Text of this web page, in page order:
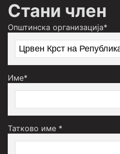
Стани член
Општинска организација*
Име*
Татково име *